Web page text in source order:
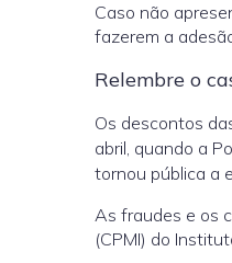
Caso não
fazerem a
Relembre o
Os descontos
abril, quando a
tornou pública a
As fraudes e os
(CPMI) do